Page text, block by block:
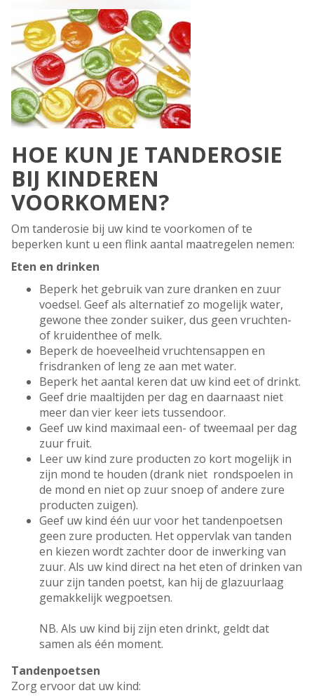
HOE KUN JE TANDEROSIE
BIJ KINDEREN
VOORKOMEN?
Om tanderosie bij uw kind te voorkomen of te
beperken kunt u een flink aantal maatregelen nemen:
Eten en drinken
Beperk het gebruik van zure dranken en zuur
voedsel. Geef als alternatief zo mogelijk water,
gewone thee zonder suiker, dus geen vruchten-
of kruidenthee of melk.
Beperk de hoeveelheid vruchtensappen en
frisdranken of leng ze aan met water.
Beperk het aantal keren dat uw kind eet of drinkt.
Geef drie maaltijden per dag en daarnaast niet
meer dan vier keer iets tussendoor.
Geef uw kind maximaal een- of tweemaal per dag
zuur fruit.
Leer uw kind zure producten zo kort mogelijk in
zijn mond te houden (drank niet rondspoelen in
de mond en niet op zuur snoep of andere zure
producten zuigen).
Geef uw kind één uur voor het tandenpoetsen
geen zure producten. Het oppervlak van tanden
en kiezen wordt zachter door de inwerking van
zuur. Als uw kind direct na het eten of drinken van
zuur zijn tanden poetst, kan hij de glazuurlaag
gemakkelijk wegpoetsen.
NB. Als uw kind bij zijn eten drinkt, geldt dat
samen als één moment.
Tandenpoetsen
Zorg ervoor dat uw kind: